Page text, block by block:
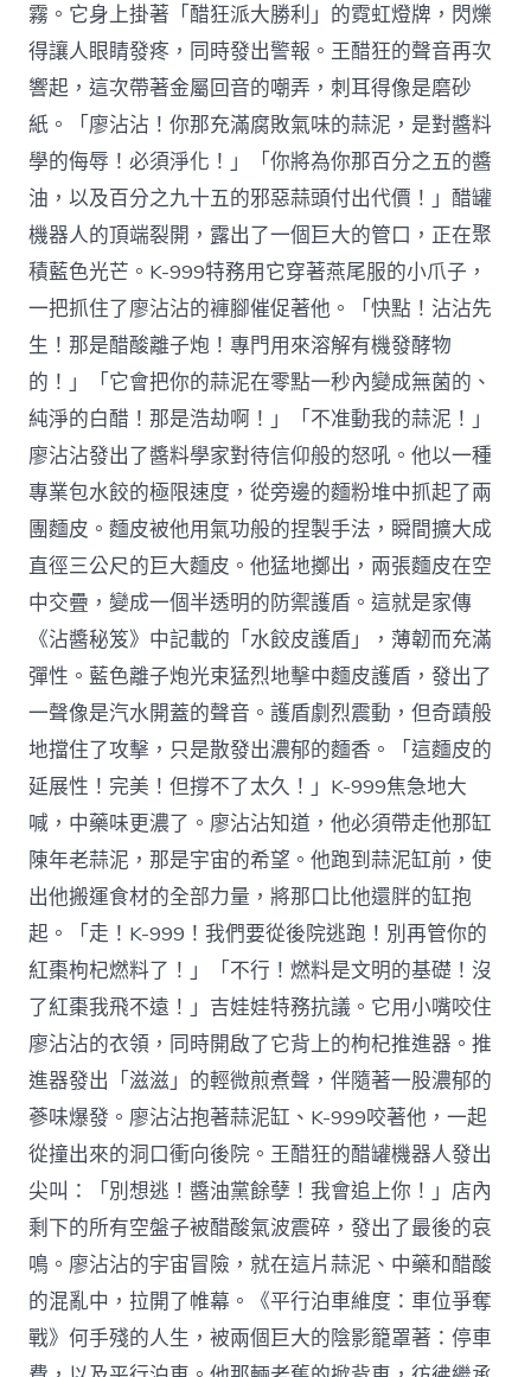
霧。它身上掛著「醋狂派大勝利」的霓虹燈牌，閃爍
得讓人眼睛發疼，同時發出警報。王醋狂的聲音再次
響起，這次帶著金屬回音的嘲弄，刺耳得像是磨砂
紙。「廖沾沾！你那充滿腐敗氣味的蒜泥，是對醬料
學的侮辱！必須淨化！」「你將為你那百分之五的醬
油，以及百分之九十五的邪惡蒜頭付出代價！」醋罐
機器人的頂端裂開，露出了一個巨大的管口，正在聚
積藍色光芒。K-999特務用它穿著燕尾服的小爪子，
一把抓住了廖沾沾的褲腳催促著他。「快點！沾沾先
生！那是醋酸離子炮！專門用來溶解有機發酵物
的！」「它會把你的蒜泥在零點一秒內變成無菌的、
純淨的白醋！那是浩劫啊！」「不准動我的蒜泥！」
廖沾沾發出了醬料學家對待信仰般的怒吼。他以一種
專業包水餃的極限速度，從旁邊的麵粉堆中抓起了兩
團麵皮。麵皮被他用氣功般的捏製手法，瞬間擴大成
直徑三公尺的巨大麵皮。他猛地擲出，兩張麵皮在空
中交疊，變成一個半透明的防禦護盾。這就是家傳
《沾醬秘笈》中記載的「水餃皮護盾」，薄韌而充滿
彈性。藍色離子炮光束猛烈地擊中麵皮護盾，發出了
一聲像是汽水開蓋的聲音。護盾劇烈震動，但奇蹟般
地擋住了攻擊，只是散發出濃郁的麵香。「這麵皮的
延展性！完美！但撐不了太久！」K-999焦急地大
喊，中藥味更濃了。廖沾沾知道，他必須帶走他那缸
陳年老蒜泥，那是宇宙的希望。他跑到蒜泥缸前，使
出他搬運食材的全部力量，將那口比他還胖的缸抱
起。「走！K-999！我們要從後院逃跑！別再管你的
紅棗枸杞燃料了！」「不行！燃料是文明的基礎！沒
了紅棗我飛不遠！」吉娃娃特務抗議。它用小嘴咬住
廖沾沾的衣領，同時開啟了它背上的枸杞推進器。推
進器發出「滋滋」的輕微煎煮聲，伴隨著一股濃郁的
蔘味爆發。廖沾沾抱著蒜泥缸、K-999咬著他，一起
從撞出來的洞口衝向後院。王醋狂的醋罐機器人發出
尖叫：「別想逃！醬油黨餘孽！我會追上你！」店內
剩下的所有空盤子被醋酸氣波震碎，發出了最後的哀
鳴。廖沾沾的宇宙冒險，就在這片蒜泥、中藥和醋酸
的混亂中，拉開了帷幕。《平行泊車維度：車位爭奪
戰》何手殘的人生，被兩個巨大的陰影籠罩著：停車